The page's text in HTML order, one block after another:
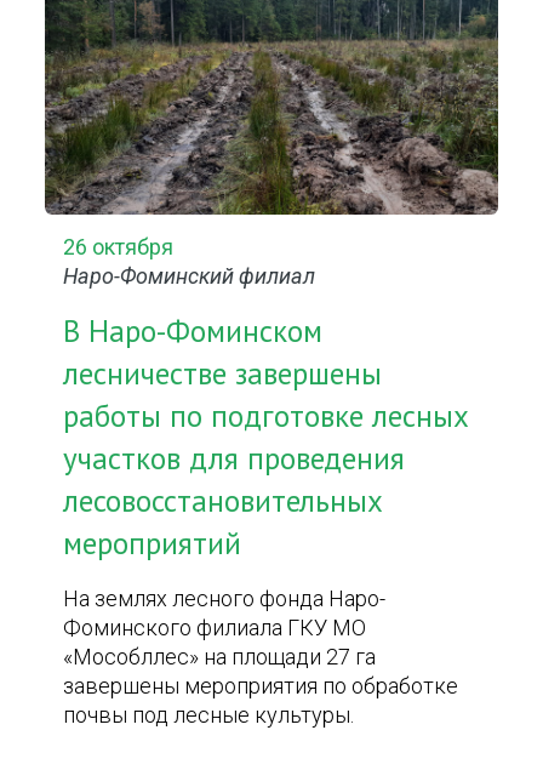
26 октября
Наро-Фоминский филиал
В Наро-Фоминском
лесничестве завершены
работы по подготовке лесных
участков для проведения
лесовосстановительных
мероприятий
На землях лесного фонда Наро-
Фоминского филиала ГКУ МО
«Мособллес» на площади 27 га
завершены мероприятия по обработке
почвы под лесные культуры.